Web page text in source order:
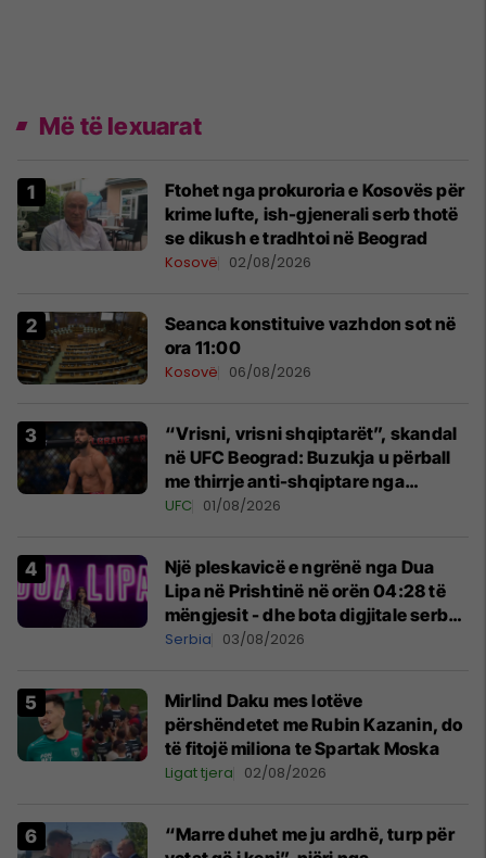
Më të lexuarat
Ftohet nga prokuroria e Kosovës për
krime lufte, ish-gjenerali serb thotë
se dikush e tradhtoi në Beograd
Kosovë 02/08/2026
Seanca konstituive vazhdon sot në
ora 11:00
Kosovë 06/08/2026
“Vrisni, vrisni shqiptarët”, skandal
në UFC Beograd: Buzukja u përball
me thirrje anti-shqiptare nga
tribunat
UFC 01/08/2026
Një pleskavicë e ngrënë nga Dua
Lipa në Prishtinë në orën 04:28 të
mëngjesit - dhe bota digjitale serbe
shpall gjendjen e luftës
Serbia 03/08/2026
Mirlind Daku mes lotëve
përshëndetet me Rubin Kazanin, do
të fitojë miliona te Spartak Moska
Ligat tjera 02/08/2026
“Marre duhet me ju ardhë, turp për